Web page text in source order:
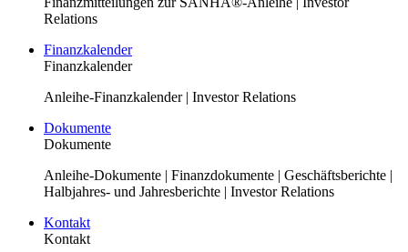
Relations
Finanzkalender
Finanzkalender
Anleihe-Finanzkalender | Investor Relations
Dokumente
Dokumente
Anleihe-Dokumente | Finanzdokumente | Geschäftsberichte |
Halbjahres- und Jahresberichte | Investor Relations
Kontakt
Kontakt